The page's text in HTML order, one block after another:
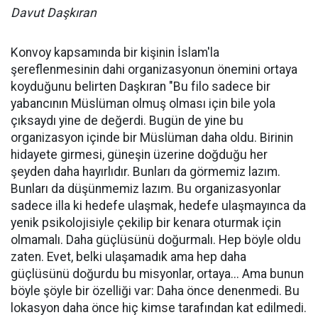
Davut Daşkıran
Konvoy kapsamında bir kişinin İslam'la
şereflenmesinin dahi organizasyonun önemini ortaya
koyduğunu belirten Daşkıran "Bu filo sadece bir
yabancının Müslüman olmuş olması için bile yola
çıksaydı yine de değerdi. Bugün de yine bu
organizasyon içinde bir Müslüman daha oldu. Birinin
hidayete girmesi, güneşin üzerine doğduğu her
şeyden daha hayırlıdır. Bunları da görmemiz lazım.
Bunları da düşünmemiz lazım. Bu organizasyonlar
sadece illa ki hedefe ulaşmak, hedefe ulaşmayınca da
yenik psikolojisiyle çekilip bir kenara oturmak için
olmamalı. Daha güçlüsünü doğurmalı. Hep böyle oldu
zaten. Evet, belki ulaşamadık ama hep daha
güçlüsünü doğurdu bu misyonlar, ortaya... Ama bunun
böyle şöyle bir özelliği var: Daha önce denenmedi. Bu
lokasyon daha önce hiç kimse tarafından kat edilmedi.